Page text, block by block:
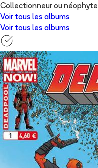
Collectionneur ou néophyte
Voir tous les albums
Voir tous les albums